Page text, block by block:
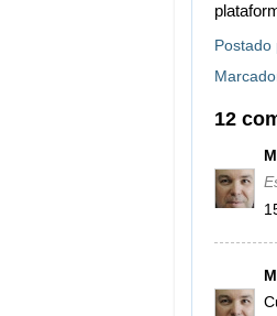
Postado
12